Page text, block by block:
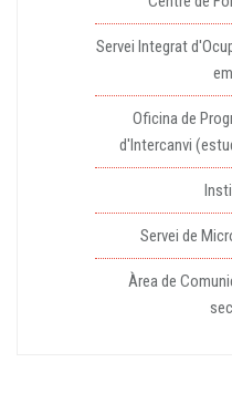
Servei Integrat
Oficina de
d'Intercanvi
Servei de
Àrea de